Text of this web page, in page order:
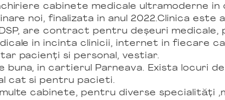
cabinete medicale ultramoderne in
noi, finalizata in anul 2022.Clinica
are contract pentru deșeuri
in incinta clinicii, internet in fiecare
pacienți si personal, vestiar.
buna, in cartierul Parneava. Exista locuri
cat si pentru pacieti.
cabinete, pentru diverse specialități